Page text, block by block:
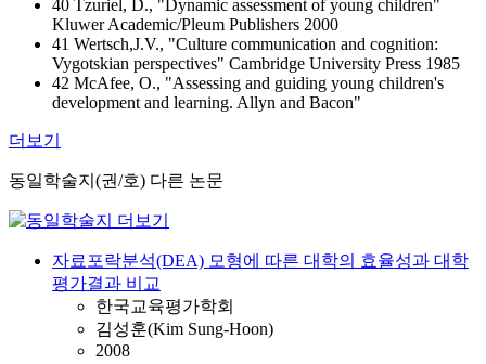
40 Tzuriel, D., "Dynamic assessment of young children"
Kluwer Academic/Pleum Publishers 2000
41 Wertsch,J.V., "Culture communication and cognition:
Vygotskian perspectives" Cambridge University Press 1985
42 McAfee, O., "Assessing and guiding young children's
development and learning. Allyn and Bacon"
더보기
동일학술지(권/호) 다른 논문
자료포락분석(DEA) 모형에 따른 대학의 효율성과 대학
평가결과 비교
한국교육평가학회
김성훈(Kim Sung-Hoon)
2008